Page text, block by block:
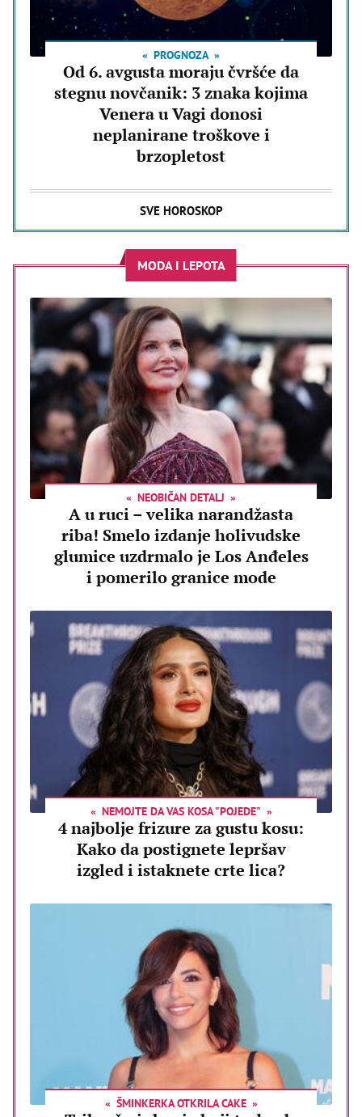
PROGNOZA
Od 6. avgusta moraju čvršće da
stegnu novčanik: 3 znaka kojima
Venera u Vagi donosi
neplanirane troškove i
brzopletost
SVE HOROSKOP
MODA I LEPOTA
NEOBIČAN DETALJ
A u ruci – velika narandžasta
riba! Smelo izdanje holivudske
glumice uzdrmalo je Los Anđeles
i pomerilo granice mode
NEMOJTE DA VAS KOSA "POJEDE"
4 najbolje frizure za gustu kosu:
Kako da postignete lepršav
izgled i istaknete crte lica?
ŠMINKERKA OTKRILA CAKE